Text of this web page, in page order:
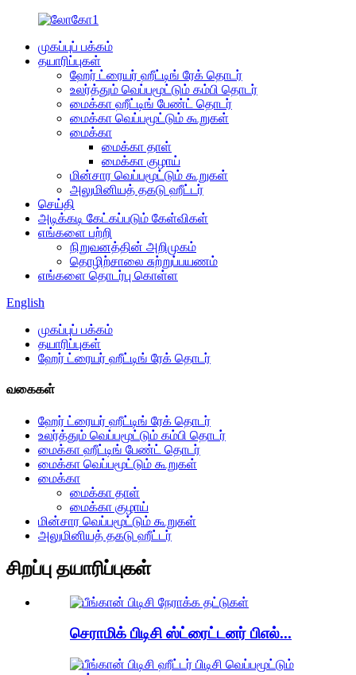
முகப்புப் பக்கம்
தயாரிப்புகள்
ஹேர் ட்ரையர் ஹீட்டிங் ரேக் தொடர்
உலர்த்தும் வெப்பமூட்டும் கம்பி தொடர்
மைக்கா ஹீட்டிங் பேண்ட் தொடர்
மைக்கா வெப்பமூட்டும் கூறுகள்
மைக்கா
மைக்கா தாள்
மைக்கா குழாய்
மின்சார வெப்பமூட்டும் கூறுகள்
அலுமினியத் தகடு ஹீட்டர்
செய்தி
அடிக்கடி கேட்கப்படும் கேள்விகள்
எங்களை பற்றி
நிறுவனத்தின் அறிமுகம்
தொழிற்சாலை சுற்றுப்பயணம்
எங்களை தொடர்பு கொள்ள
English
முகப்புப் பக்கம்
தயாரிப்புகள்
ஹேர் ட்ரையர் ஹீட்டிங் ரேக் தொடர்
வகைகள்
ஹேர் ட்ரையர் ஹீட்டிங் ரேக் தொடர்
உலர்த்தும் வெப்பமூட்டும் கம்பி தொடர்
மைக்கா ஹீட்டிங் பேண்ட் தொடர்
மைக்கா வெப்பமூட்டும் கூறுகள்
மைக்கா
மைக்கா தாள்
மைக்கா குழாய்
மின்சார வெப்பமூட்டும் கூறுகள்
அலுமினியத் தகடு ஹீட்டர்
சிறப்பு தயாரிப்புகள்
செராமிக் பிடிசி ஸ்ட்ரைட்டனர் பிஎல்...